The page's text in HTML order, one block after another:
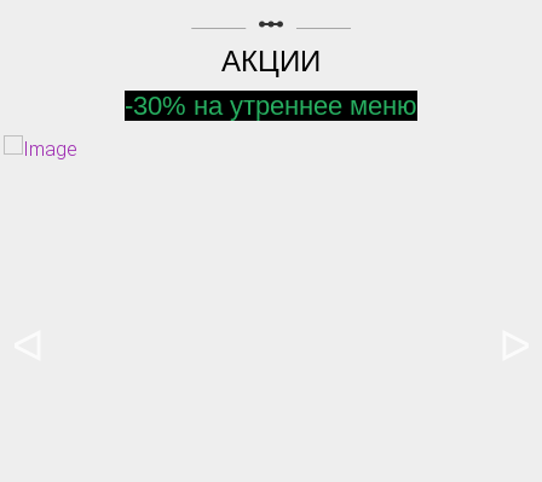
linear_scale
АКЦИИ
-30% на утреннее меню